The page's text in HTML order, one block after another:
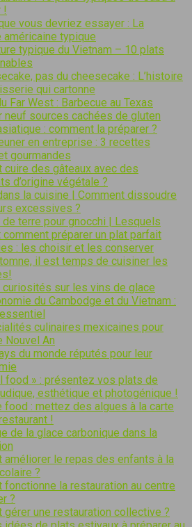
!
vous devriez essayer : La
américaine typique
typique du Vietnam – 10 plats
pas du cheesecake : L’histoire
qui cartonne
Far West : Barbecue au Texas
neuf sources cachées de gluten
: comment la préparer ?
en entreprise : 3 recettes
gourmandes
cuire des gâteaux avec des
d’origine végétale ?
la cuisine | Comment dissoudre
excessives ?
de terre pour gnocchi | Lesquels
préparer un plat parfait
: les choisir et les conserver
il est temps de cuisiner les
curiosités sur les vins de glace
du Cambodge et du Vietnam :
culinaires mexicaines pour
Nouvel An
du monde réputés pour leur
food » : présentez vos plats de
esthétique et photogénique !
food : mettez des algues à la carte
!
de la glace carbonique dans la
améliorer le repas des enfants à la
?
fonctionne la restauration au centre
?
gérer une restauration collective ?